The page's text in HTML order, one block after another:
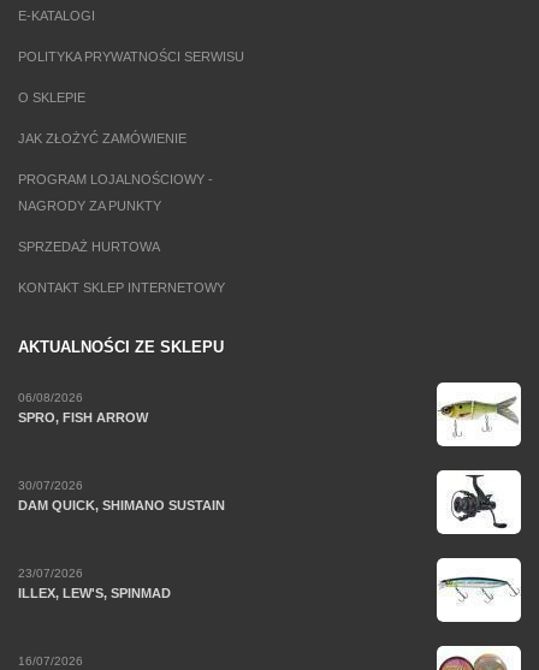
E-KATALOGI
POLITYKA PRYWATNOŚCI SERWISU
O SKLEPIE
JAK ZŁOŻYĆ ZAMÓWIENIE
PROGRAM LOJALNOŚCIOWY -
NAGRODY ZA PUNKTY
SPRZEDAŻ HURTOWA
KONTAKT SKLEP INTERNETOWY
AKTUALNOŚCI ZE SKLEPU
06/08/2026
SPRO, FISH ARROW
30/07/2026
DAM QUICK, SHIMANO SUSTAIN
23/07/2026
ILLEX, LEW'S, SPINMAD
16/07/2026